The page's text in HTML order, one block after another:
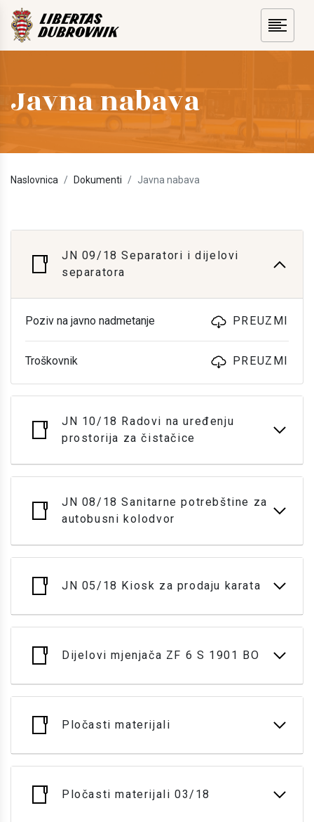
Javna nabava
Naslovnica Dokumenti Javna nabava
JN 09/18 Separatori i dijelovi
separatora
Poziv na javno nadmetanje PREUZMI
Troškovnik PREUZMI
JN 10/18 Radovi na uređenju
prostorija za čistačice
JN 08/18 Sanitarne potrebštine za
autobusni kolodvor
JN 05/18 Kiosk za prodaju karata
Dijelovi mjenjača ZF 6 S 1901 BO
Pločasti materijali
Pločasti materijali 03/18